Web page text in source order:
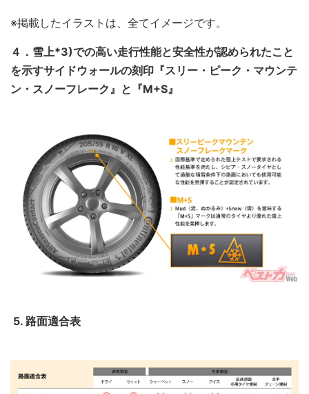
※掲載したイラストは、全てイメージです。
４．雪上*3)での高い走行性能と安全性が認められたこと
を示すサイドウォールの刻印『スリー・ピーク・マウンテ
ン・スノーフレーク』と『M+S』
5. 路面適合表